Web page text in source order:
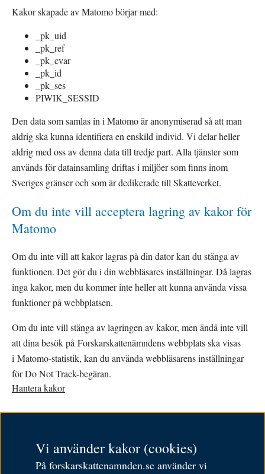
Vi använder kakor (cookies)
På forskarskattenamnden.se använder vi
Kakor skapade av Matomo börjar med:
_pk_uid
_pk_ref
_pk_cvar
_pk_id
_pk_ses
PIWIK_SESSID
Den data som samlas in i Matomo är anonymiserad så att man
aldrig ska kunna identifiera en enskild individ. Vi delar heller
aldrig med oss av denna data till tredje part. Alla tjänster som
används för datainsamling driftas i miljöer som finns inom
Sveriges gränser och som är dedikerade till Skatteverket.
Om du inte vill acceptera lagring av kakor för
Matomo
Om du inte vill att kakor lagras på din dator kan du stänga av
funktionen. Det gör du i din webbläsares inställningar. Då lagras
inga kakor, men du kommer inte heller att kunna använda vissa
funktioner på webbplatsen.
Om du inte vill stänga av lagringen av kakor, men ändå inte vill
att dina besök på Forskarskattenämndens webbplats ska visas
i Matomo-statistik, kan du använda webbläsarens inställningar
för Do Not Track-begäran.
Hantera kakor
English
Om cookies